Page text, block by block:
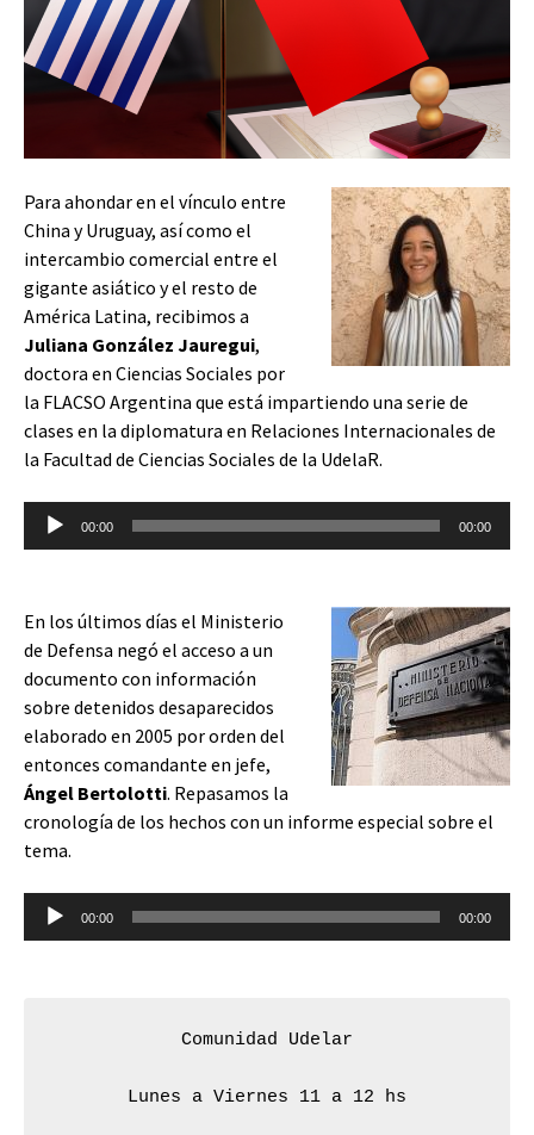
Para ahondar en el vínculo entre
China y Uruguay, así como el
intercambio comercial entre el
gigante asiático y el resto de
América Latina, recibimos a
Juliana González Jauregui,
doctora en Ciencias Sociales por
la FLACSO Argentina que está impartiendo una serie de
clases en la diplomatura en Relaciones Internacionales de
la Facultad de Ciencias Sociales de la UdelaR.
Reproductor
00:00 00:00
En los últimos días el Ministerio
de Defensa negó el acceso a un
documento con información
sobre detenidos desaparecidos
elaborado en 2005 por orden del
entonces comandante en jefe,
Ángel Bertolotti. Repasamos la
cronología de los hechos con un informe especial sobre el
tema.
Reproductor
00:00 00:00
Comunidad Udelar
Lunes a Viernes 11 a 12 hs